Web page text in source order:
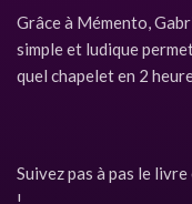
Grâce à Mémento,
simple et ludique
quel chapelet en 2
Suivez pas à pas le
!